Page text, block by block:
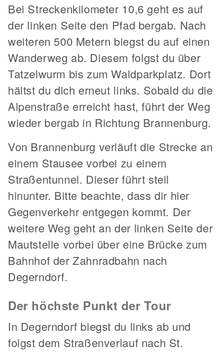
Bei Streckenkilometer 10,6 geht es auf
der linken Seite den Pfad bergab. Nach
weiteren 500 Metern biegst du auf einen
Wanderweg ab. Diesem folgst du über
Tatzelwurm bis zum Waldparkplatz. Dort
hältst du dich erneut links. Sobald du die
Alpenstraße erreicht hast, führt der Weg
wieder bergab in Richtung Brannenburg.
Von Brannenburg verläuft die Strecke an
einem Stausee vorbei zu einem
Straßentunnel. Dieser führt steil
hinunter. Bitte beachte, dass dir hier
Gegenverkehr entgegen kommt. Der
weitere Weg geht an der linken Seite der
Mautstelle vorbei über eine Brücke zum
Bahnhof der Zahnradbahn nach
Degerndorf.
Der höchste Punkt der Tour
In Degerndorf biegst du links ab und
folgst dem Straßenverlauf nach St.